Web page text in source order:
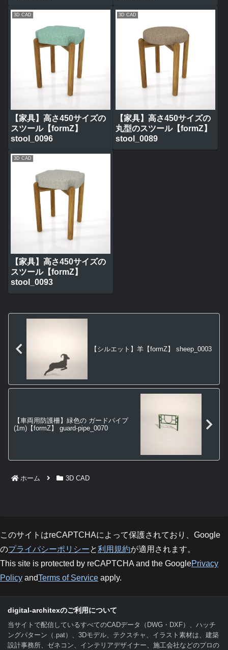
3D CAD
【家具】高さ450サイズの
スツール【formZ】
stool_0096
3D CAD
【家具】高さ450サイズの
丸型のスツール【formZ】
stool_0089
3D CAD
【家具】高さ450サイズの
スツール【formZ】
stool_0093
【シルエット】羊【formZ】 sheep_0003
【車両用防護柵】緑色の ガードパイプ
(1m)【formZ】 guard-pipe_0070
ホーム 3D CAD
このサイトはreCAPTCHAによって保護されており、Google
のプライバシーポリシーと利用規約が適用されます。
This site is protected by reCAPTCHA and the GooglePrivacy
Policy andTerms of Service apply.
digital-architexのご利用について
当サイトで配信しているすべてのCADデータ（DWG・DXF）、ハッチ
ングパターン（.pat）、3Dモデル、テクスチャ、イラスト素材は、建築
設計事務所、ゼネコン、インテリアデザイナー、施工会社などのプロの